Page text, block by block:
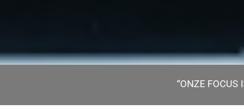
“ONZE FOCUS